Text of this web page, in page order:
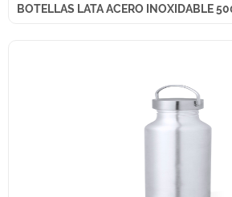
BOTELLAS LATA ACERO INOXIDABLE